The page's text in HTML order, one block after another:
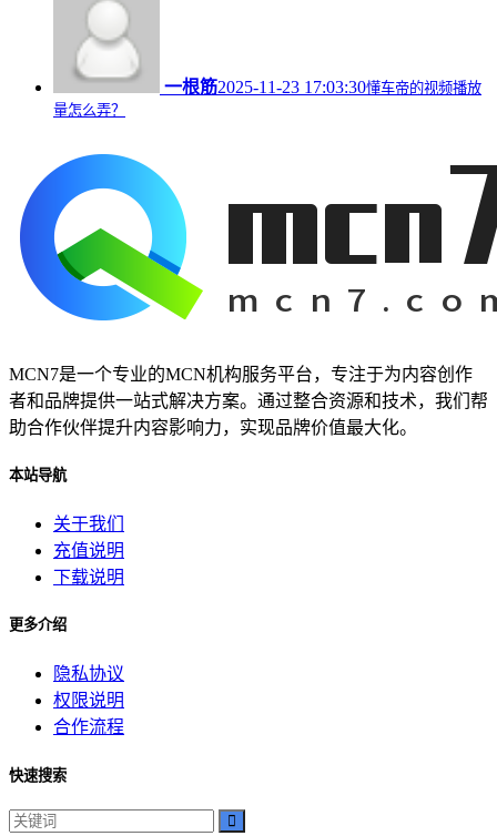
一根筋2025-11-23 17:03:30懂车帝的视频播放
量怎么弄？
MCN7是一个专业的MCN机构服务平台，专注于为内容创作
者和品牌提供一站式解决方案。通过整合资源和技术，我们帮
助合作伙伴提升内容影响力，实现品牌价值最大化。
本站导航
关于我们
充值说明
下载说明
更多介绍
隐私协议
权限说明
合作流程
快速搜索